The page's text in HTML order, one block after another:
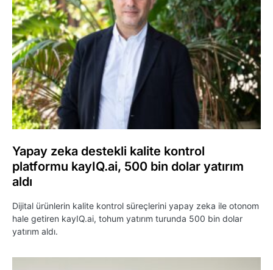
Yapay zeka destekli kalite kontrol
platformu kayIQ.ai, 500 bin dolar yatırım
aldı
Dijital ürünlerin kalite kontrol süreçlerini yapay zeka ile otonom
hale getiren kayIQ.ai, tohum yatırım turunda 500 bin dolar
yatırım aldı.